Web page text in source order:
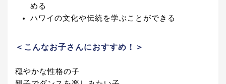
める
ハワイの文化や伝統を学ぶことができる
＜こんなお子さんにおすすめ！＞
穏やかな性格の子